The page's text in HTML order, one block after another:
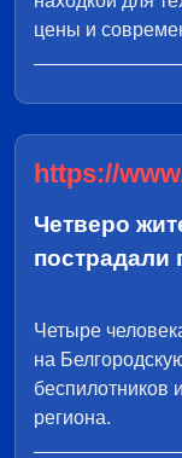
цены и
https://
Четверо
пострадали
Четыре
на
беспилотников
региона.